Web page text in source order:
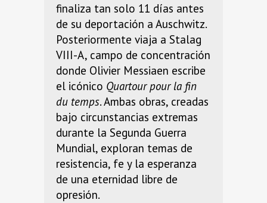
finaliza tan solo 11 días antes
de su deportación a Auschwitz.
Posteriormente viaja a Stalag
VIII-A, campo de concentración
donde Olivier Messiaen escribe
el icónico Quartour pour la fin
du temps. Ambas obras, creadas
bajo circunstancias extremas
durante la Segunda Guerra
Mundial, exploran temas de
resistencia, fe y la esperanza
de una eternidad libre de
opresión.